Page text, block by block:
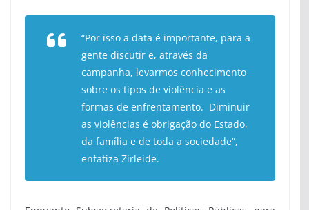
“Por isso a data é importante, para a
gente discutir e, através da
campanha, levarmos conhecimento
sobre os tipos de violência e as
formas de enfrentamento. Diminuir
as violências é obrigação do Estado,
da família e de toda a sociedade”,
enfatiza Zirleide.